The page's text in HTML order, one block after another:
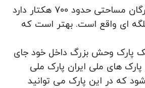
پارک وحش قرق گرگان مساحتی حدود 700 هکتار دارد
ای واقع است. بهتر است که
پارک وحش بزرگ داخل خود جای
های ملی ایران پارک ملی
که در این پارک می توانید